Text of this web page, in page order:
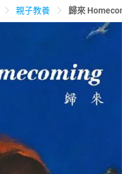
親子玩具
化妝保養
親子教養 歸來